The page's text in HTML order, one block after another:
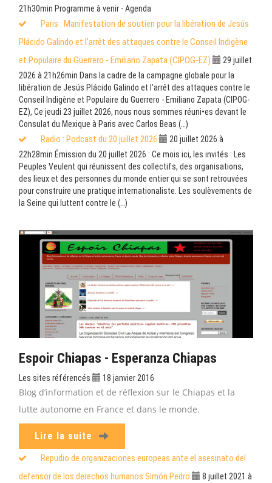
21h30min Programme à venir - Agenda
Paris : Manifestation de soutien pour la libération de Jesús
Plácido Galindo et l’arrêt des attaques contre le Conseil Indigène
et Populaire du Guerrero - Emiliano Zapata (CIPOG-EZ)
29 juillet
2026 à 21h26min Dans la cadre de la campagne globale pour la
libération de Jesús Plácido Galindo et l'arrêt des attaques contre le
Conseil Indigène et Populaire du Guerrero - Emiliano Zapata (CIPOG-
EZ), Ce jeudi 23 juillet 2026, nous nous sommes réuni•es devant le
Consulat du Mexique à Paris avec Carlos Beas (…)
Radio : Podcast du 20 juillet 2026
20 juillet 2026 à
22h28min Émission du 20 juillet 2026 : Ce mois ici, les invités : Les
Peuples Veulent qui réunissent des collectifs, des organisations,
des lieux et des personnes du monde entier qui se sont retrouvées
pour construire une pratique internationaliste. Les soulèvements de
la Seine qui luttent contre le (…)
Espoir Chiapas - Esperanza Chiapas
Les sites référencés 18 janvier 2016
Blog d’information et de réflexion sur le Chiapas et la
lutte autonome en France et dans le monde.
Lire la suite
Repudio de organizaciones europeas ante el asesinato del
defensor de los derechos humanos Simón Pedro
8 juillet 2021 à